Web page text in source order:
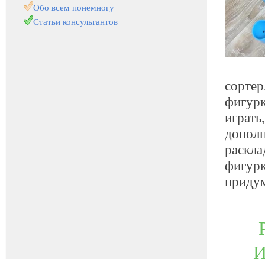
Обо всем понемногу
Статьи консультантов